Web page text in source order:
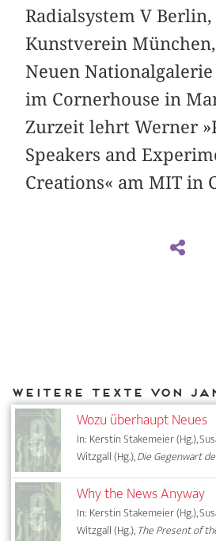
Radialsystem V
Kunstverein
Neuen
im Cornerhouse in
Zurzeit lehrt Werner
Speakers and
Creations« am MIT in
Wozu überhaupt Neues
In: Kerstin Stakemeier (Hg.),
Witzgall (Hg.),Die Gegenwart
Why the News Anyway
In: Kerstin Stakemeier (Hg.),
Witzgall (Hg.),The Present of